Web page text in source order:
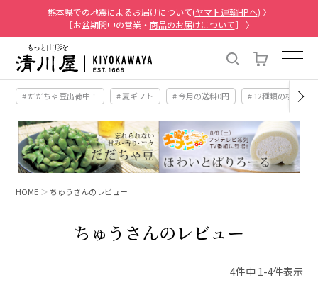
熊本県での地震によるお届けについて(ヤマト運輸HPへ) 〉
［お盆期間中の営業・ 商品のお届けについて］ 〉
# だだちゃ豆出荷中！ # 夏ギフト # 今月の送料0円 # 12種類の桃
HOME ちゅうさんのレビュー
ちゅうさんのレビュー
4件中 1 -4件表示